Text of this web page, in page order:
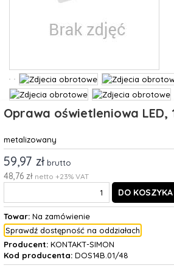
Oprawa oświetleniowa
metalizowany
59,97 zł brutto
48,76 zł netto +23% VAT
Towar:Na zamówienie
Sprawdź dostępność na oddziałach
Producent:KONTAKT-SIMON
Kod producenta:DOS14B.01/48